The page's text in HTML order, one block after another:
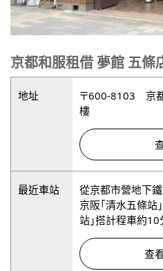
京都和服租借 夢館 五條
地址
〒600-8103 京
樓
最近車站
從京都市營地下鐵
京阪「清水五條站
站」搭計程車約10
查